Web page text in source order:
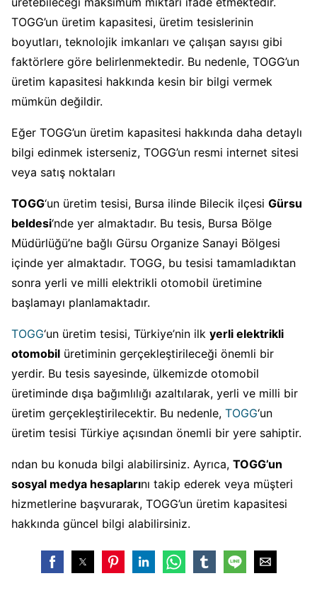
TOGG’un üretim kapasitesi, üretim tesislerinin
boyutları, teknolojik imkanları ve çalışan sayısı gibi
faktörlere göre belirlenmektedir. Bu nedenle, TOGG’un
üretim kapasitesi hakkında kesin bir bilgi vermek
mümkün değildir.
Eğer TOGG’un üretim kapasitesi hakkında daha detaylı
bilgi edinmek isterseniz, TOGG’un resmi internet sitesi
veya satış noktaları
TOGG‘un üretim tesisi, Bursa ilinde Bilecik ilçesi Gürsu
beldesi‘nde yer almaktadır. Bu tesis, Bursa Bölge
Müdürlüğü’ne bağlı Gürsu Organize Sanayi Bölgesi
içinde yer almaktadır. TOGG, bu tesisi tamamladıktan
sonra yerli ve milli elektrikli otomobil üretimine
başlamayı planlamaktadır.
TOGG‘un üretim tesisi, Türkiye’nin ilk yerli elektrikli
otomobil üretiminin gerçekleştirileceği önemli bir
yerdir. Bu tesis sayesinde, ülkemizde otomobil
üretiminde dışa bağımlılığı azaltılarak, yerli ve milli bir
üretim gerçekleştirilecektir. Bu nedenle, TOGG‘un
üretim tesisi Türkiye açısından önemli bir yere sahiptir.
ndan bu konuda bilgi alabilirsiniz. Ayrıca, TOGG’un
sosyal medya hesaplarını takip ederek veya müşteri
hizmetlerine başvurarak, TOGG’un üretim kapasitesi
hakkında güncel bilgi alabilirsiniz.